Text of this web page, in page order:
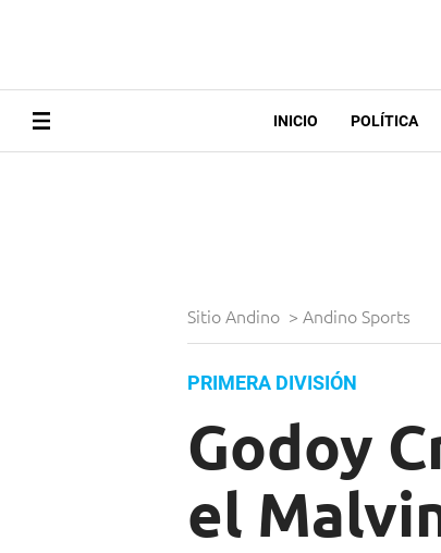
INICIO POLÍTICA
Sitio Andino > Andino Sports
PRIMERA DIVISIÓN
Godoy
el